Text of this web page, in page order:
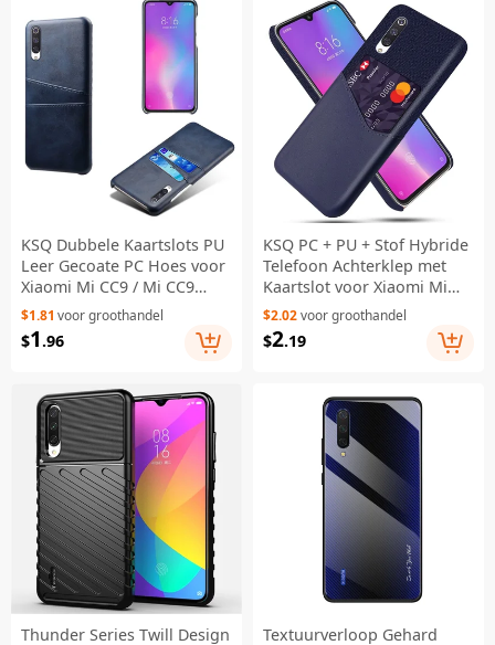
KSQ Dubbele Kaartslots PU
Leer Gecoate PC Hoes voor
Xiaomi Mi CC9 / Mi CC9
Meitu Editie / Mi 9 Lite -
Blauw
$1.81 voor groothandel
$1 .96
KSQ PC + PU + Stof Hybride
Telefoon Achterklep met
Kaartslot voor Xiaomi Mi
CC9 / Mi CC9 Meitu Edition /
Mi 9 Lite / Mi 9 Lite - Blauw
$2.02voor groothandel
$2.19
Thunder Series Twill Design Textuurverloop Gehard